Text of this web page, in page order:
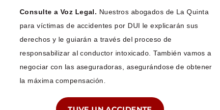
Consulte a Voz Legal. Nuestros abogados de La Quinta
para víctimas de accidentes por DUI le explicarán sus
derechos y le guiarán a través del proceso de
responsabilizar al conductor intoxicado. También vamos a
negociar con las aseguradoras, asegurándose de obtener
la máxima compensación.